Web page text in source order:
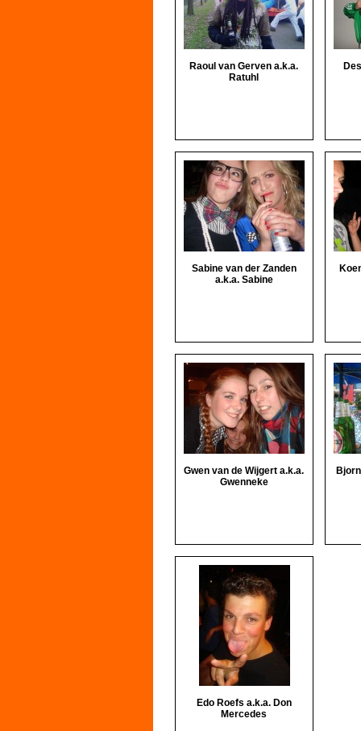
Raoul van Gerven a.k.a.
Ratuhl
Sabine van der Zanden
a.k.a. Sabine
Gwen van de Wijgert a.k.a.
Gwenneke
Edo Roefs a.k.a. Don
Mercedes